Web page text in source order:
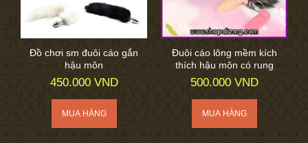
Đồ chơi sm đuôi cáo gắn
hậu môn
450.000 VND
Đuôi cáo lông mềm kích
thích hậu môn có rung
500.000 VND